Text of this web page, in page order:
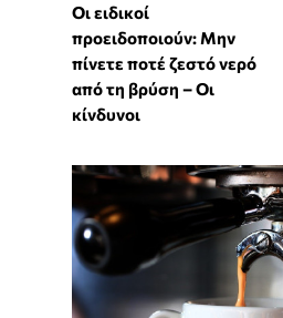
Οι ειδικοί
προειδοποιούν: Μην
πίνετε ποτέ ζεστό νερό
από τη βρύση – Οι
κίνδυνοι